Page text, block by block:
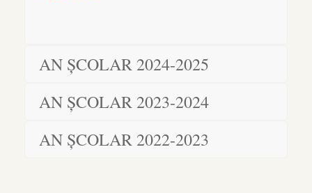
AN ȘCOLAR 2024-2025
AN ȘCOLAR 2023-2024
AN ȘCOLAR 2022-2023